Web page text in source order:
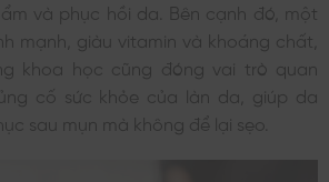
và phục hồi da. Bên cạnh đó, một
mạnh, giàu vitamin và khoáng chất,
khoa học cũng đóng vai trò quan
cố sức khỏe của làn da, giúp da
sau mụn mà không để lại sẹo.